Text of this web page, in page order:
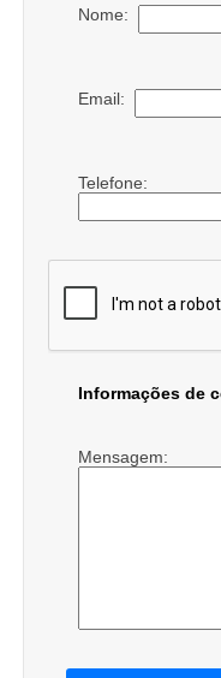
Nome:
Email:
Telefone:
Informações de
Mensagem: